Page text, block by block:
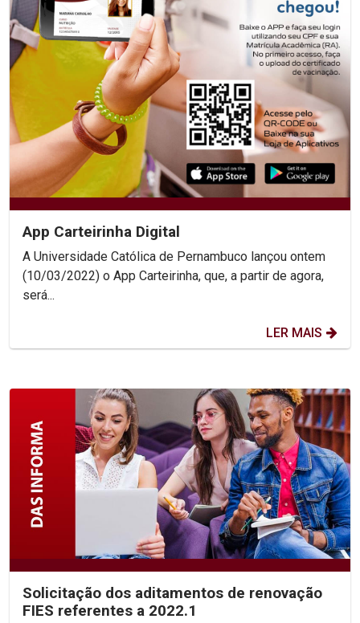
App Carteirinha Digital
A Universidade Católica de Pernambuco lançou ontem
(10/03/2022) o App Carteirinha, que, a partir de agora,
será...
LER MAIS
Solicitação dos aditamentos de renovação
FIES referentes a 2022.1